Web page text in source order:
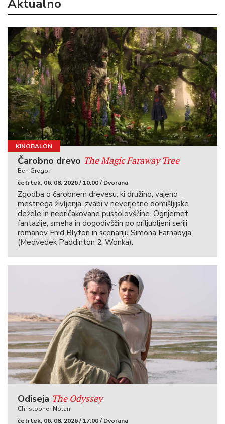
Aktualno
KINOBALON
Čarobno drevo The Magic Faraway Tree
Ben Gregor
četrtek, 06. 08. 2026 / 10:00 / Dvorana
Zgodba o čarobnem drevesu, ki družino, vajeno
mestnega življenja, zvabi v neverjetne domišljijske
dežele in nepričakovane pustolovščine. Ognjemet
fantazije, smeha in dogodivščin po priljubljeni seriji
romanov Enid Blyton in scenariju Simona Farnabyja
(Medvedek Paddinton 2, Wonka).
Odiseja The Odyssey
Christopher Nolan
četrtek, 06. 08. 2026 / 17:00 / Dvorana